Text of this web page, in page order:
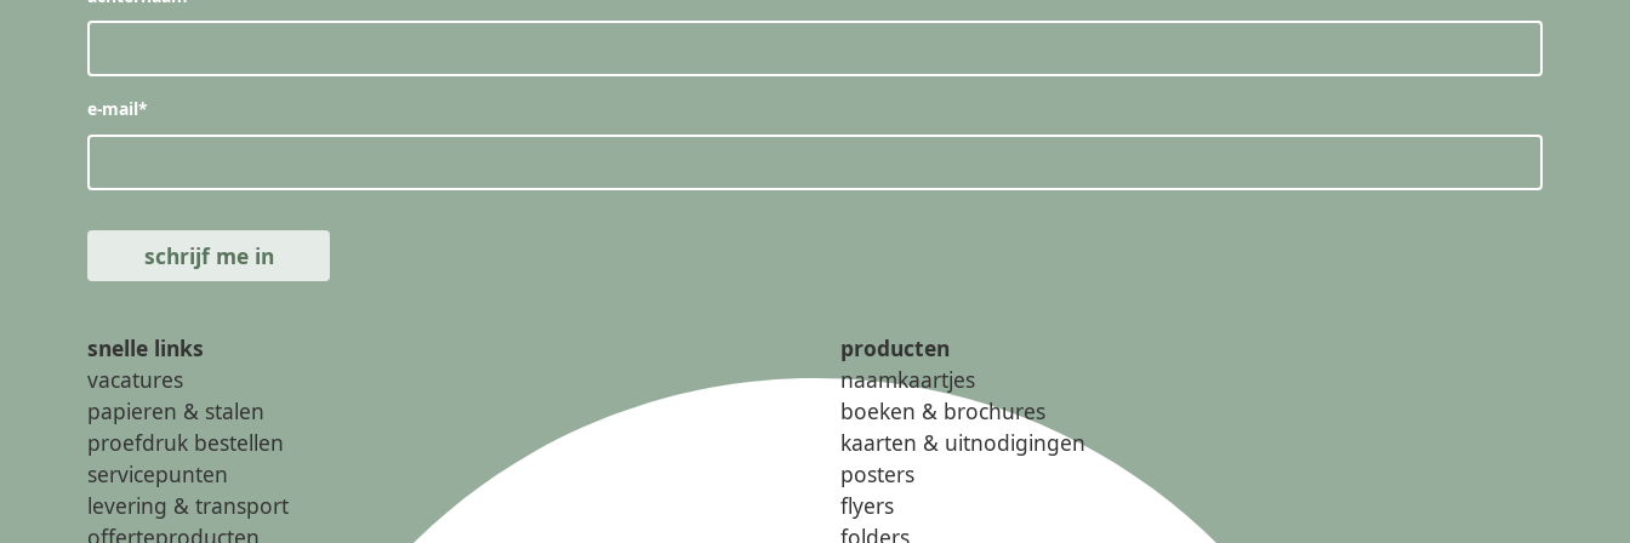
e-mail*
snelle links
vacatures
papieren & stalen
proefdruk bestellen
servicepunten
levering & transport
offerteproducten
producten
naamkaartjes
boeken & brochures
kaarten & uitnodigingen
posters
flyers
folders